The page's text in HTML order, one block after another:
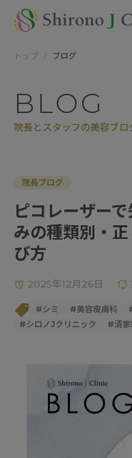
トップ ブログ
BLOG
院長とスタッフの美容ブロ
院長ブログ
ピコレーザー
みの種類別・
び方
2025年12月26日
#シミ #美容皮膚科
#シロノJクリニック #清